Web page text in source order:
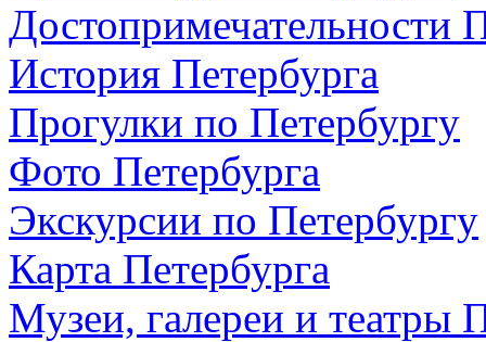
Достопримечательности
История Петербурга
Прогулки по Петербургу
Фото Петербурга
Экскурсии по Петербургу
Карта Петербурга
Музеи, галереи и театры